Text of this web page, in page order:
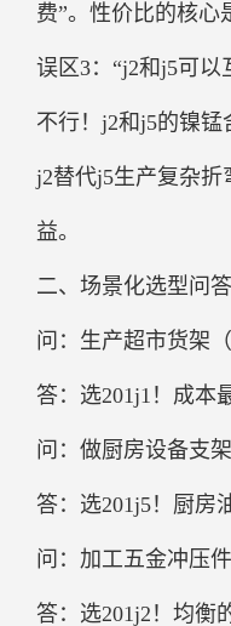
费”。性价比的核心
误区3：“j2和j5可以
不行！j2和j5的镍锰
j2替代j5生产复杂折
益。
二、场景化选型问
问：生产超市货架
答：选201j1！成本
问：做厨房设备支
答：选201j5！厨房
问：加工五金冲压
答：选201j2！均衡